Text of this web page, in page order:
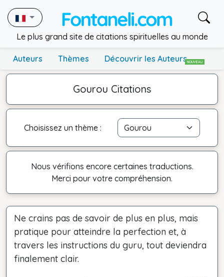
Le plus grand site de citations spirituelles au monde
Auteurs Thèmes Découvrir les AuteursNOUVEAU
Gourou Citations
Choisissez un thème :
Nous vérifions encore certaines traductions.
Merci pour votre compréhension.
Ne crains pas de savoir de plus en plus, mais
pratique pour atteindre la perfection et, à
travers les instructions du guru, tout deviendra
finalement clair.